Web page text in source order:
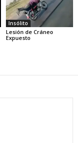
Insólito
Lesión de Cráneo
Expuesto